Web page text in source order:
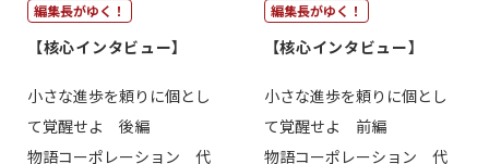
編集長がゆく！
【核心インタビュー】
小さな進歩を頼りに個とし
て覚醒せよ 後編
物語コーポレーション 代
編集長がゆく！
【核心インタビュー】
小さな進歩を頼りに個とし
て覚醒せよ 前編
物語コーポレーション 代